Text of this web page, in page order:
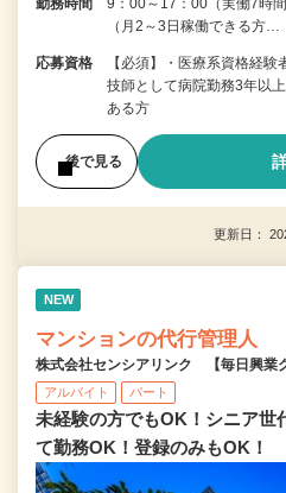
（月2～3日稼働できる方…
応募資格
【必須】・医療系資格経
技師として病院勤務3年以
ある方
後で見る
更新日：
NEW
マンションの代行管理人
株式会社センシアリンク 【毎日興業
アルバイト パート
未経験の方でもOK！シニア世
て勤務OK！登録のみもOK！